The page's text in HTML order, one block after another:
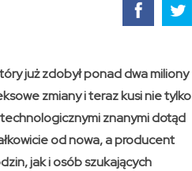
już zdobył ponad dwa miliony
zmiany i teraz kusi nie tylko
technologicznymi znanymi dotąd
od nowa, a producent
jak i osób szukających